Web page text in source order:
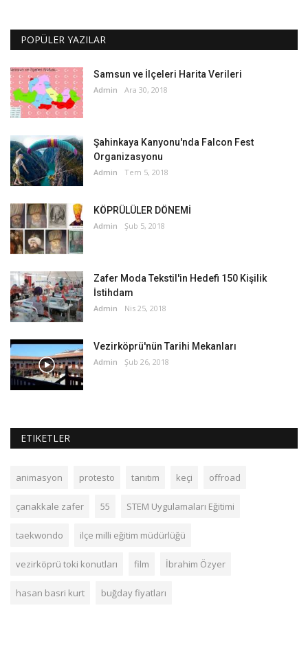
POPÜLER YAZILAR
Samsun ve İlçeleri Harita Verileri
Admin Ara 30, 2018
Şahinkaya Kanyonu'nda Falcon Fest
Organizasyonu
Admin Tem 5, 2018
KÖPRÜLÜLER DÖNEMİ
Admin Şub 5, 2018
Zafer Moda Tekstil'in Hedefi 150 Kişilik
İstihdam
Admin Nis 25, 2018
Vezirköprü'nün Tarihi Mekanları
Admin Şub 26, 2018
ETIKETLER
animasyon protesto tanıtım keçi offroad
çanakkale zafer 55 STEM Uygulamaları Eğitimi
taekwondo ilçe milli eğitim müdürlüğü
vezirköprü toki konutları film İbrahim Özyer
hasan basri kurt buğday fiyatları